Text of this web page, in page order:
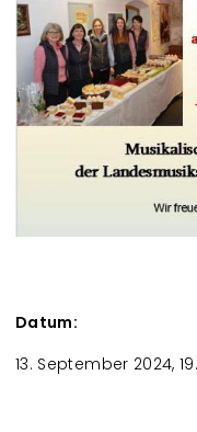
Datum:
13. September 2024,